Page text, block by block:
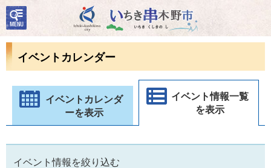
いちき串木野市
検
索・
共通
ューイベントカレンダー
イベントカレンダ
ーを表示
イベント情報一覧
を表示
イベント情報を絞り込む